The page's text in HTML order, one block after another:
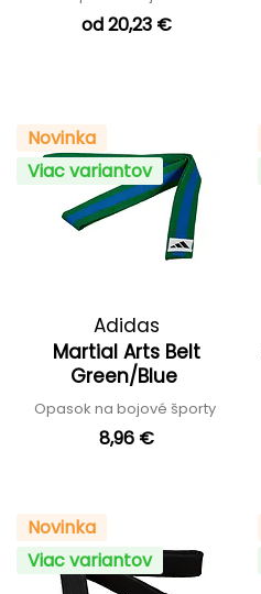
od 20,23 €
Novinka
Viac variantov
Adidas
Martial Arts Belt
Green/Blue
Opasok na bojové športy
8,96 €
Novinka
Viac variantov